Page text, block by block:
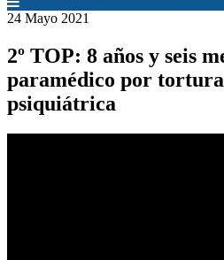
24 Mayo 2021
2º TOP: 8 años y seis
paramédico por tortura
psiquiátrica